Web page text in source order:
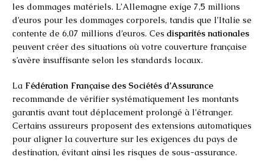
les dommages matériels. L’Allemagne exige 7,5 millions
d’euros pour les dommages corporels, tandis que l’Italie se
contente de 6,07 millions d’euros. Ces disparités nationales
peuvent créer des situations où votre couverture française
s’avère insuffisante selon les standards locaux.
La Fédération Française des Sociétés d’Assurance
recommande de vérifier systématiquement les montants
garantis avant tout déplacement prolongé à l’étranger.
Certains assureurs proposent des extensions automatiques
pour aligner la couverture sur les exigences du pays de
destination, évitant ainsi les risques de sous-assurance.